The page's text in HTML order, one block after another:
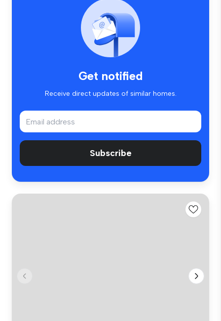
Get notified
Receive direct updates of similar homes.
Subscribe